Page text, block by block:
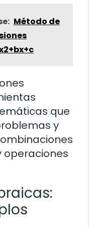
Método de
que
y
operaciones